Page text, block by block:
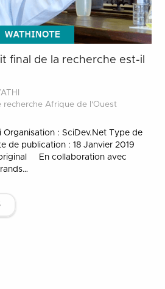
final de la recherche est-il
Afrique de l'Ouest
: SciDev.Net Type de
de publication : 18 Janvier 2019
original En collaboration avec